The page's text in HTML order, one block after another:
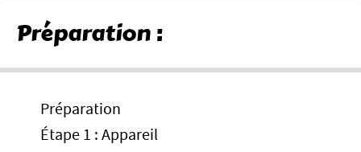
Préparation :
Préparation
Étape 1 : Appareil